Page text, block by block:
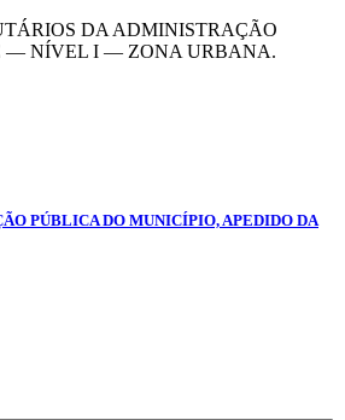
DA ADMINISTRAÇÃO
— NÍVEL I — ZONA URBANA.
PÚBLICA DO MUNICÍPIO, APEDIDO DA